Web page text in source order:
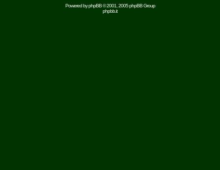
Powered byphpBB© 2001, 2005 phpBB Group
phpbb.it